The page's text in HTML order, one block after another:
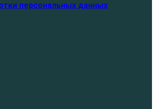
персональных данных